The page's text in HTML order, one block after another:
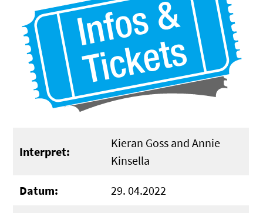
Interpret:
Kieran Goss and Annie
Kinsella
Datum: 29. 04.2022